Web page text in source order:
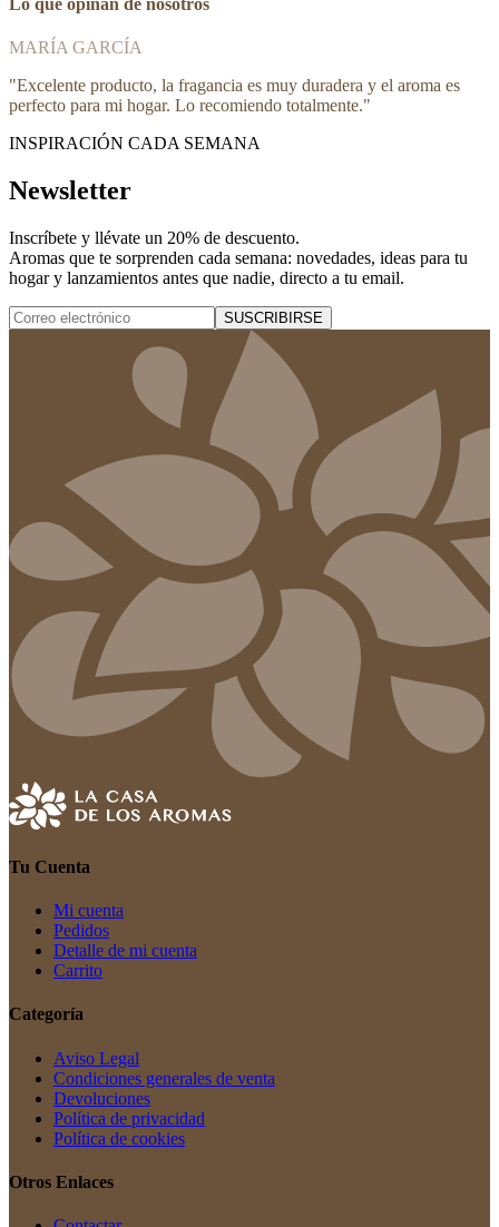
MARÍA GARCÍA
"Excelente producto, la fragancia es muy duradera y el aroma es
perfecto para mi hogar. Lo recomiendo totalmente."
INSPIRACIÓN CADA SEMANA
Newsletter
Inscríbete y llévate un 20% de descuento.
Aromas que te sorprenden cada semana: novedades, ideas para tu
hogar y lanzamientos antes que nadie, directo a tu email.
SUSCRIBIRSE
Tu Cuenta
Mi cuenta
Pedidos
Detalle de mi cuenta
Carrito
Categoría
Aviso Legal
Condiciones generales de venta
Devoluciones
Política de privacidad
Política de cookies
Otros Enlaces